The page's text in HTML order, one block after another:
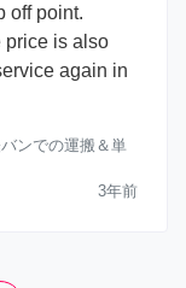
off point.
price is also
again in
ンでの運搬＆単
3年前